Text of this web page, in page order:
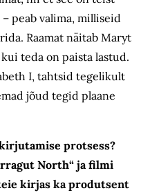
peab valima, milliseid
Raamat näitab Maryt
teda on paista lastud.
I, tahtsid tegelikult
jõud tegid plaane
protsess?
North“ ja filmi
kirjas ka produtsent